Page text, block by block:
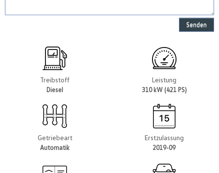
Senden
Treibstoff
Diesel
Leistung
310 kW (421 PS)
Getriebeart
Automatik
Erstzulassung
2019-09